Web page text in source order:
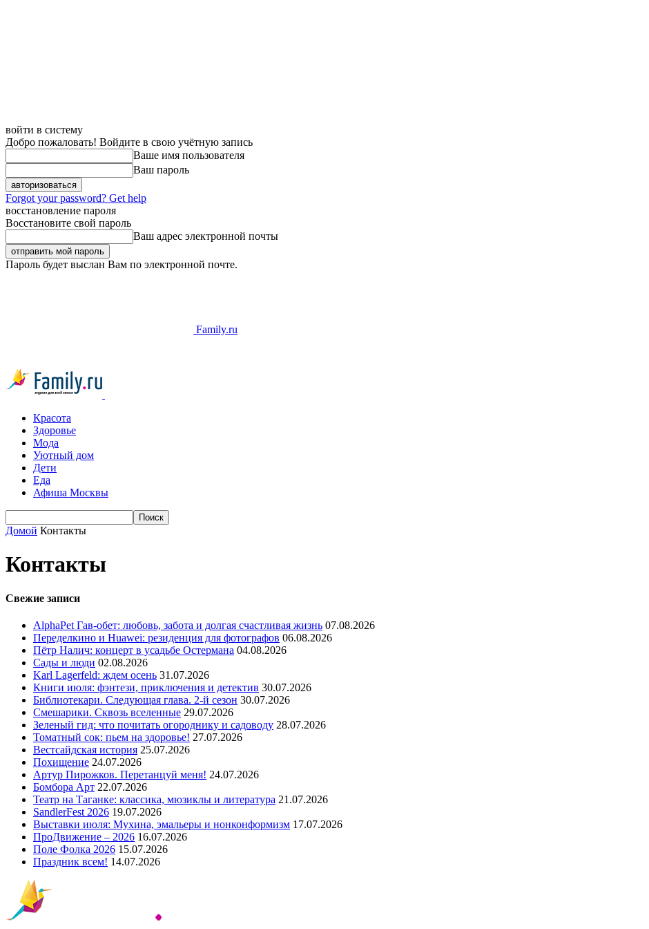
войти в систему
Добро пожаловать! Войдите в свою учётную запись
Ваше имя пользователя
Ваш пароль
Forgot your password? Get help
восстановление пароля
Восстановите свой пароль
Ваш адрес электронной почты
Пароль будет выслан Вам по электронной почте.
Family.ru
Красота
Здоровье
Мода
Уютный дом
Дети
Еда
Афиша Москвы
Домой Контакты
Контакты
Свежие записи
AlphaPet Гав-обет: любовь, забота и долгая счастливая жизнь 07.08.2026
Переделкино и Huawei: резиденция для фотографов 06.08.2026
Пётр Налич: концерт в усадьбе Остермана 04.08.2026
Сады и люди 02.08.2026
Karl Lagerfeld: ждем осень 31.07.2026
Книги июля: фэнтези, приключения и детектив 30.07.2026
Библиотекари. Следующая глава. 2-й сезон 30.07.2026
Смешарики. Сквозь вселенные 29.07.2026
Зеленый гид: что почитать огороднику и садоводу 28.07.2026
Томатный сок: пьем на здоровье! 27.07.2026
Вестсайдская история 25.07.2026
Похищение 24.07.2026
Артур Пирожков. Перетанцуй меня! 24.07.2026
Бомбора Арт 22.07.2026
Театр на Таганке: классика, мюзиклы и литература 21.07.2026
SandlerFest 2026 19.07.2026
Выставки июля: Мухина, эмальеры и нонконформизм 17.07.2026
ПроДвижение – 2026 16.07.2026
Поле Фолка 2026 15.07.2026
Праздник всем! 14.07.2026